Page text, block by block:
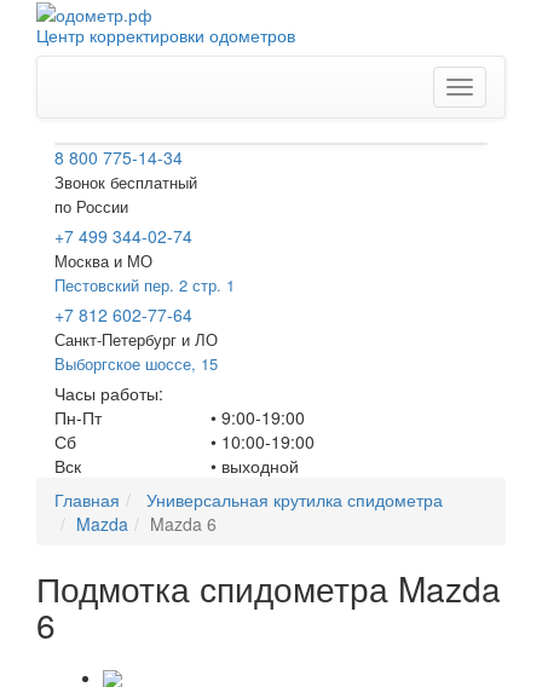
Центр корректировки одометров
Меню
8 800 775-14-34
Звонок бесплатный
по России
+7 499 344-02-74
Москва и МО
Пестовский пер. 2 стр. 1
+7 812 602-77-64
Санкт-Петербург и ЛО
Выборгское шоссе, 15
Часы работы:
Пн-Пт
Сб
Вск
• 9:00-19:00
• 10:00-19:00
• выходной
Главная
Универсальная крутилка спидометра
Mazda
Mazda 6
Подмотка спидометра Mazda
6